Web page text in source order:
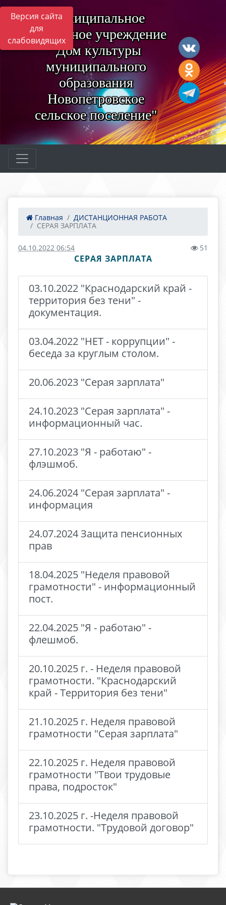
Версия сайта
для
слабовидящих
Муниципальное
бюджетное учреждение
"Дом культуры
муниципального
образования
Новопетровское
сельское поселение"
Главная
ДИСТАНЦИОННАЯ РАБОТА
СЕРАЯ ЗАРПЛАТА
04.10.2022 06:54 51
СЕРАЯ ЗАРПЛАТА
03.10.2022 "Краснодарский край -
территория без тени" -
документация.
03.04.2022 "НЕТ - коррупции" -
беседа за круглым столом.
20.06.2023 "Серая зарплата"
24.10.2023 "Серая зарплата" -
информационный час.
27.10.2023 "Я - работаю" -
флэшмоб.
24.06.2024 "Серая зарплата" -
информация
24.07.2024 Защита пенсионных
прав
18.04.2025 "Неделя правовой
грамотности" - информационный
пост.
22.04.2025 "Я - работаю" -
флешмоб.
20.10.2025 г. - Неделя правовой
грамотности. "Краснодарский
край - Территория без тени"
21.10.2025 г. Неделя правовой
грамотности "Серая зарплата"
22.10.2025 г. Неделя правовой
грамотности "Твои трудовые
права, подросток"
23.10.2025 г. -Неделя правовой
грамотности. "Трудовой договор"